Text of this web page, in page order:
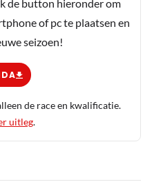
de button hieronder om
of pc te plaatsen en
seizoen!
de race en kwalificatie.
uitleg.